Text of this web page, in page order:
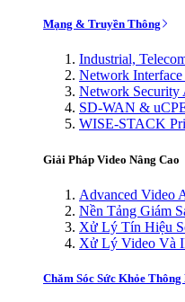
Mạng & Truyền Thông
Industrial,
Network
Network Security
SD-WAN &
WISE-STACK
Giải Pháp Video Nâng Cao
Advanced Video
Nền Tảng Giám
Xử Lý Tín Hiệu
Xử Lý Video Và
Chăm Sóc Sức Khỏe